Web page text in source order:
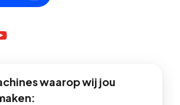
waarop wij jou